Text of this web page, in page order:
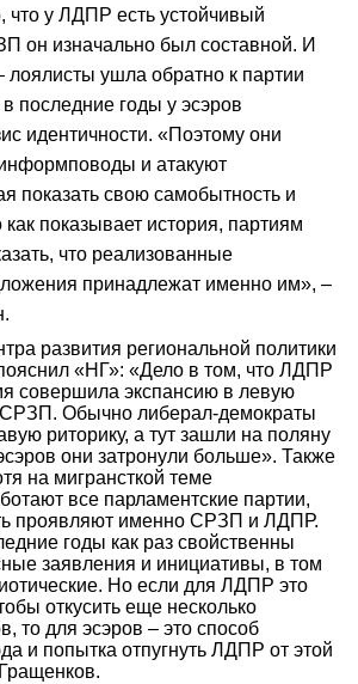
что у ЛДПР есть устойчивый
он изначально был составной. И
лоялисты ушла обратно к партии
последние годы у эсэров
идентичности. «Поэтому они
и атакуют
показать свою самобытность и
показывает история, партиям
что реализованные
принадлежат именно им», –
развития региональной политики
«НГ»: «Дело в том, что ЛДПР
совершила экспансию в левую
Обычно либерал-демократы
риторику, а тут зашли на поляну
они затронули больше». Также
на мигрансткой теме
все парламентские партии,
проявляют именно СРЗП и ЛДПР.
годы как раз свойственны
заявления и инициативы, в том
Но если для ЛДПР это
откусить еще несколько
то для эсэров – это способ
и попытка отпугнуть ЛДПР от этой